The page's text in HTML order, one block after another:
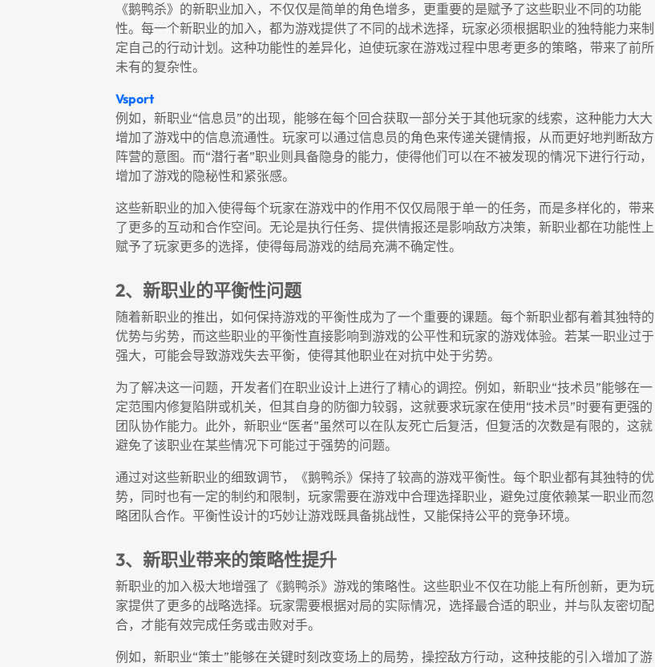
《鹅鸭杀》的新职业加入，不仅仅是简单的角色增多，更重要的是赋予了这些职业不同的功能
性。每一个新职业的加入，都为游戏提供了不同的战术选择，玩家必须根据职业的独特能力来制
定自己的行动计划。这种功能性的差异化，迫使玩家在游戏过程中思考更多的策略，带来了前所
未有的复杂性。
Vsport
例如，新职业“信息员”的出现，能够在每个回合获取一部分关于其他玩家的线索，这种能力大大
增加了游戏中的信息流通性。玩家可以通过信息员的角色来传递关键情报，从而更好地判断敌方
阵营的意图。而“潜行者”职业则具备隐身的能力，使得他们可以在不被发现的情况下进行行动，
增加了游戏的隐秘性和紧张感。
这些新职业的加入使得每个玩家在游戏中的作用不仅仅局限于单一的任务，而是多样化的，带来
了更多的互动和合作空间。无论是执行任务、提供情报还是影响敌方决策，新职业都在功能性上
赋予了玩家更多的选择，使得每局游戏的结局充满不确定性。
2、新职业的平衡性问题
随着新职业的推出，如何保持游戏的平衡性成为了一个重要的课题。每个新职业都有着其独特的
优势与劣势，而这些职业的平衡性直接影响到游戏的公平性和玩家的游戏体验。若某一职业过于
强大，可能会导致游戏失去平衡，使得其他职业在对抗中处于劣势。
为了解决这一问题，开发者们在职业设计上进行了精心的调控。例如，新职业“技术员”能够在一
定范围内修复陷阱或机关，但其自身的防御力较弱，这就要求玩家在使用“技术员”时要有更强的
团队协作能力。此外，新职业“医者”虽然可以在队友死亡后复活，但复活的次数是有限的，这就
避免了该职业在某些情况下可能过于强势的问题。
通过对这些新职业的细致调节，《鹅鸭杀》保持了较高的游戏平衡性。每个职业都有其独特的优
势，同时也有一定的制约和限制，玩家需要在游戏中合理选择职业，避免过度依赖某一职业而忽
略团队合作。平衡性设计的巧妙让游戏既具备挑战性，又能保持公平的竞争环境。
3、新职业带来的策略性提升
新职业的加入极大地增强了《鹅鸭杀》游戏的策略性。这些职业不仅在功能上有所创新，更为玩
家提供了更多的战略选择。玩家需要根据对局的实际情况，选择最合适的职业，并与队友密切配
合，才能有效完成任务或击败对手。
例如，新职业“策士”能够在关键时刻改变场上的局势，操控敌方行动，这种技能的引入增加了游